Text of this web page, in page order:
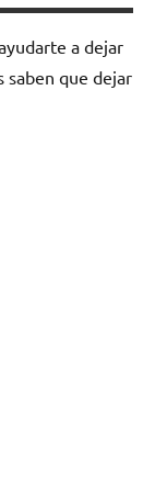
а dejar
saben quе dejar